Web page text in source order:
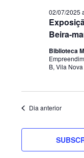
Beira-
02/07/2025
Biblioteca
B, Vila
Dia anterior